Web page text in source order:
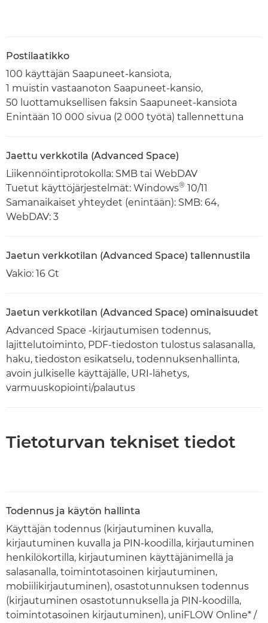
Postilaatikko
100 käyttäjän Saapuneet-kansiota,
1 muistin vastaanoton Saapuneet-kansio,
50 luottamuksellisen faksin Saapuneet-kansiota
Enintään 10 000 sivua (2 000 työtä) tallennettuna
Jaettu verkkotila (Advanced Space)
Liikennöintiprotokolla: SMB tai WebDAV
Tuetut käyttöjärjestelmät: Windows® 10/11
Samanaikaiset yhteydet (enintään): SMB: 64,
WebDAV: 3
Jaetun verkkotilan (Advanced Space) tallennustila
Vakio: 16 Gt
Jaetun verkkotilan (Advanced Space) ominaisuudet
Advanced Space -kirjautumisen todennus,
lajittelutoiminto, PDF-tiedoston tulostus salasanalla,
haku, tiedoston esikatselu, todennuksenhallinta,
avoin julkiselle käyttäjälle, URI-lähetys,
varmuuskopiointi/palautus
Tietoturvan tekniset tiedot
Todennus ja käytön hallinta
Käyttäjän todennus (kirjautuminen kuvalla,
kirjautuminen kuvalla ja PIN-koodilla, kirjautuminen
henkilökortilla, kirjautuminen käyttäjänimellä ja
salasanalla, toimintotasoinen kirjautuminen,
mobiilikirjautuminen), osastotunnuksen todennus
(kirjautuminen osastotunnuksella ja PIN-koodilla,
toimintotasoinen kirjautuminen), uniFLOW Online* /